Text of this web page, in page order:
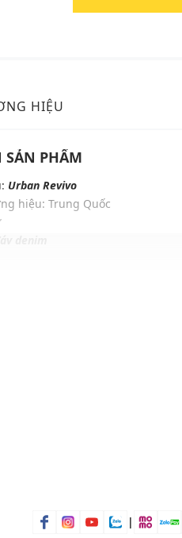
HIỆU
SẢN PHẨM
Urban Revivo
hiệu: Trung Quốc
|